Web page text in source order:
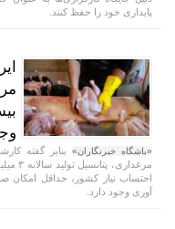
پایداری خود را حفظ کنند.
«باشگاه خبرنگاران» بنابر گفته
آوری وجود دارد.